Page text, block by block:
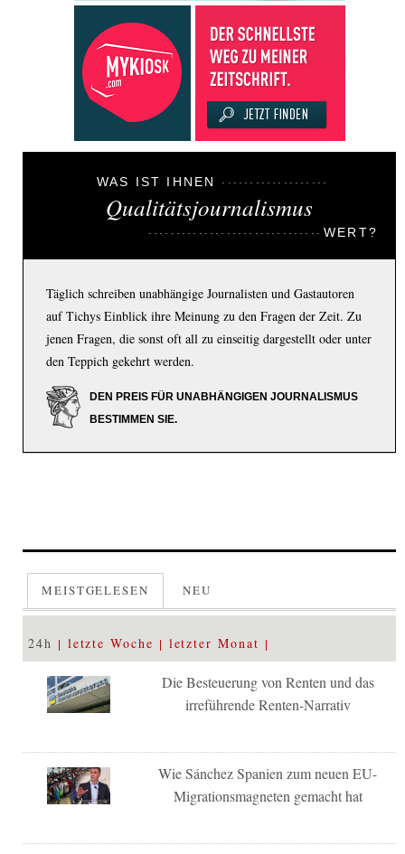
WAS IST IHNEN
Qualitätsjournalismus
WERT?
Täglich schreiben unabhängige Journalisten und Gastautoren
auf Tichys Einblick ihre Meinung zu den Fragen der Zeit. Zu
jenen Fragen, die sonst oft all zu einseitig dargestellt oder unter
den Teppich gekehrt werden.
DEN PREIS FÜR UNABHÄNGIGEN JOURNALISMUS
BESTIMMEN SIE.
MEISTGELESEN NEU
24h letzte Woche letzter Monat
Die Besteuerung von Renten und das
irreführende Renten-Narrativ
Wie Sánchez Spanien zum neuen EU-
Migrationsmagneten gemacht hat